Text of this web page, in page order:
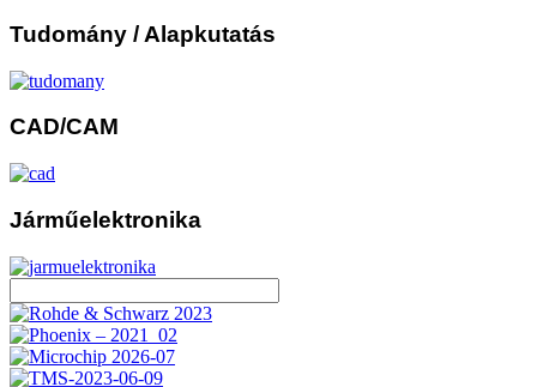
Tudomány / Alapkutatás
CAD/CAM
Járműelektronika